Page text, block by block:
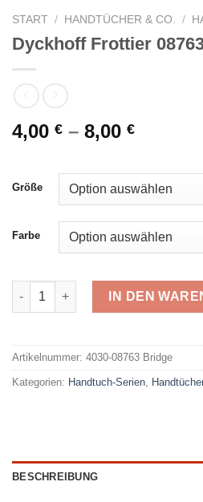
START / HANDTÜCHER & CO. /
Dyckhoff Frottier
4,00 € – 8,00 €
Größe
Farbe
Dyckhoff Frottier 08763 Bridge
IN DEN
Artikelnummer: 4030-08763 Bridge
Kategorien: Handtuch-Serien
BESCHREIBUNG